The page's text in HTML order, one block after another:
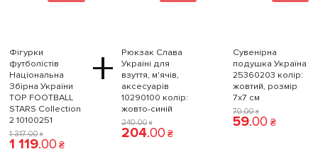
+
Фігурки
футболістів
Національна
Збірна України
TOP FOOTBALL
STARS Collection
2 10100251
1 317.00 ₴
1 119.00 ₴
Рюкзак Слава
Україні для
взуття, м'ячів,
аксесуарів
10290100 колiр:
жовто-синій
240.00 ₴
204.00 ₴
Сувенірна
подушка Україна
25360203 колiр:
жовтий, розмір
7x7 см
70.00 ₴
59.00 ₴